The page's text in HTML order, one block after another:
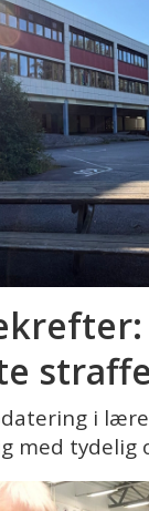
i
med tydelig